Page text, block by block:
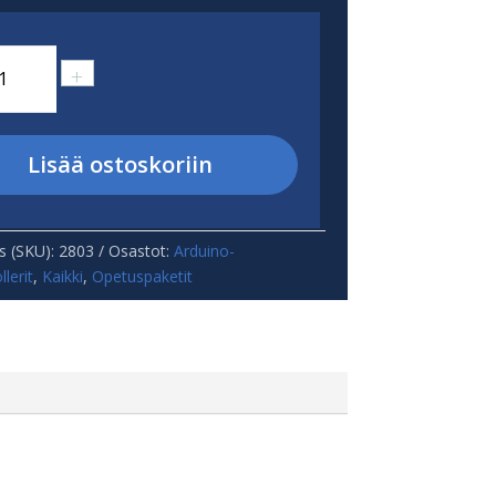
+
Lisää ostoskoriin
(SKU): 2803 Osastot: Arduino-
, Kaikki, Opetuspaketit